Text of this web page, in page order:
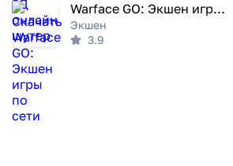
Warface GO: Экшен игры по сети
Экшен
3.9